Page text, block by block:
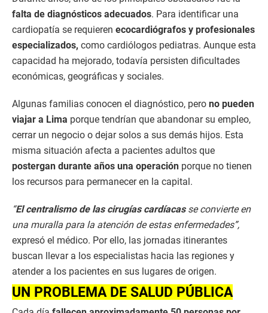
falta de diagnósticos adecuados. Para identificar una
cardiopatía se requieren ecocardiógrafos y profesionales
especializados, como cardiólogos pediatras. Aunque esta
capacidad ha mejorado, todavía persisten dificultades
económicas, geográficas y sociales.
Algunas familias conocen el diagnóstico, pero no pueden
viajar a Lima porque tendrían que abandonar su empleo,
cerrar un negocio o dejar solos a sus demás hijos. Esta
misma situación afecta a pacientes adultos que
postergan durante años una operación porque no tienen
los recursos para permanecer en la capital.
“El centralismo de las cirugías cardíacasse convierte en
una muralla para la atención de estas enfermedades”,
expresó el médico. Por ello, las jornadas itinerantes
buscan llevar a los especialistas hacia las regiones y
atender a los pacientes en sus lugares de origen.
UN PROBLEMA DE SALUD PÚBLICA